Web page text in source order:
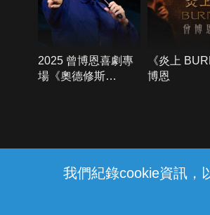
我們紀錄cookie資訊，
2025 曾博恩喜劇專
場《奧德修斯
《炎上
博恩